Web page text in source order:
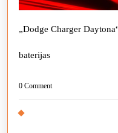
„Dodge Charger
baterijas
0 Comment